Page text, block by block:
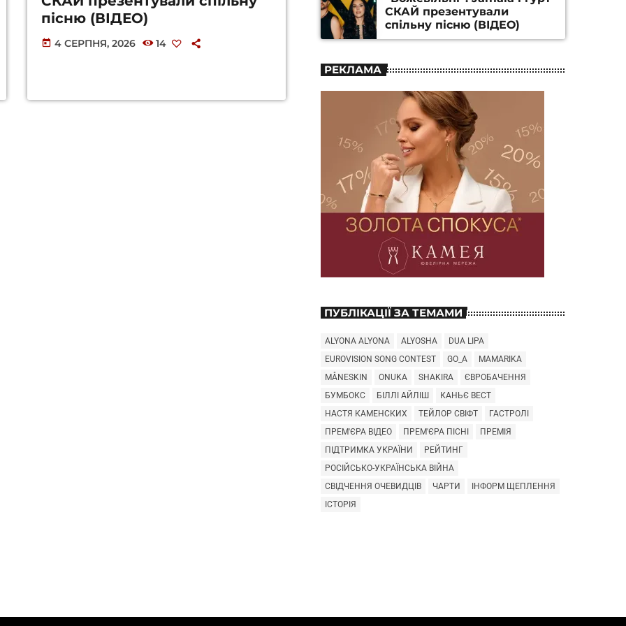
пісню (ВІДЕО)
today 4 СЕРПНЯ, 2026 14
СКАЙ презентували
спільну пісню (ВІДЕО)
РЕКЛАМА
ПУБЛІКАЦІЇ ЗА ТЕМАМИ
ALYONA ALYONA ALYOSHA
DUA LIPA
EUROVISION SONG CONTEST
GO_A
MAMARIKA
MÅNESKIN
ONUKA SHAKIRA
ЄВРОБАЧЕННЯ
БУМБОКС
БІЛЛІ АЙЛІШ
КАНЬЄ ВЕСТ
НАСТЯ КАМЕНСКИХ
ТЕЙЛОР СВІФТ
ГАСТРОЛІ
ПРЕМ'ЄРА ВІДЕО
ПРЕМ'ЄРА ПІСНІ
ПРЕМІЯ
ПІДТРИМКА УКРАЇНИ
РЕЙТИНГ
РОСІЙСЬКО-УКРАЇНСЬКА ВІЙНА
СВІДЧЕННЯ ОЧЕВИДЦІВ
ЧАРТИ
ІНФОРМ ЩЕПЛЕННЯ
ІСТОРІЯ